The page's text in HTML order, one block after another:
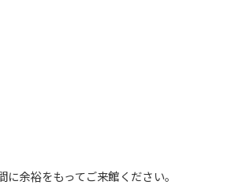
余裕をもってご来館ください。
may differ from the